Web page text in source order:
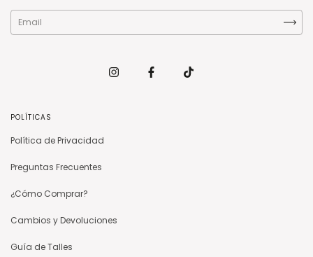
POLÍTICAS
Política de Privacidad
Preguntas Frecuentes
¿Cómo Comprar?
Cambios y Devoluciones
Guía de Talles